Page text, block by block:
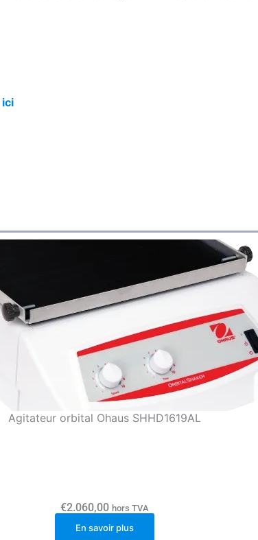
ici
Agitateur orbital Ohaus SHHD1619AL
€2.060,00 hors TVA
En savoir plus